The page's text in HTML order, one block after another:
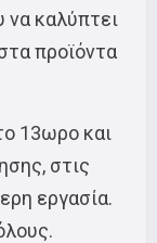
καλύπτει
προϊόντα
13ωρο και
στις
εργασία.